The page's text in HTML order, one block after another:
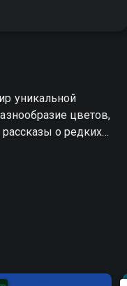
уникальной
цветов,
о редких
этих цветов в